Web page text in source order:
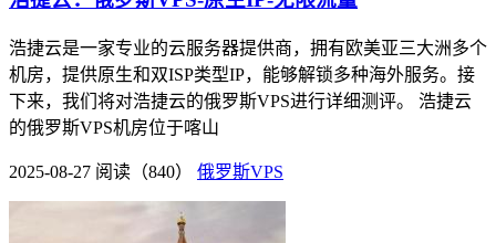
浩捷云是一家专业的云服务器提供商，拥有欧美亚三大洲多个
机房，提供原生和双ISP类型IP，能够解锁多种海外服务。接
下来，我们将对浩捷云的俄罗斯VPS进行详细测评。 浩捷云
的俄罗斯VPS机房位于喀山
2025-08-27 阅读（840） 俄罗斯VPS